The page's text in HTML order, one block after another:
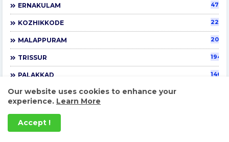
ERNAKULAM 4701
KOZHIKKODE 2290
MALAPPURAM 2047
TRISSUR 1945
PALAKKAD 1460
KANNUR
KOLLAM
Our website uses cookies to enhance your
experience. Learn More
Accept !